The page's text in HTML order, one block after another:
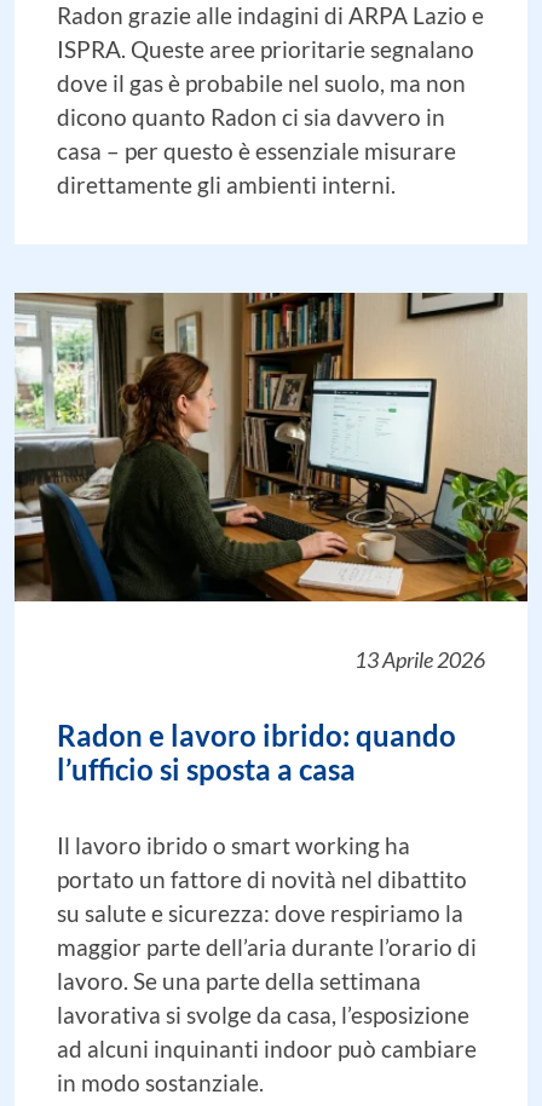
Radon grazie alle indagini di ARPA Lazio e
ISPRA. Queste aree prioritarie segnalano
dove il gas è probabile nel suolo, ma non
dicono quanto Radon ci sia davvero in
casa – per questo è essenziale misurare
direttamente gli ambienti interni.
13 Aprile 2026
Radon e lavoro ibrido: quando
l’ufficio si sposta a casa
Il lavoro ibrido o smart working ha
portato un fattore di novità nel dibattito
su salute e sicurezza: dove respiriamo la
maggior parte dell’aria durante l’orario di
lavoro. Se una parte della settimana
lavorativa si svolge da casa, l’esposizione
ad alcuni inquinanti indoor può cambiare
in modo sostanziale.